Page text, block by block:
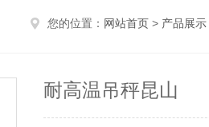
您的位置： 网站首页 > 产品展示
耐高温吊秤昆山